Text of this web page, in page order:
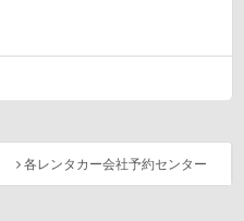
各レンタカー会社予約センター